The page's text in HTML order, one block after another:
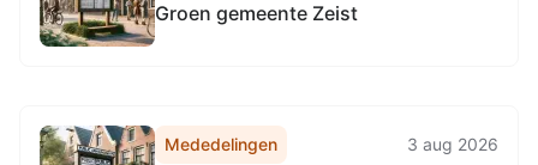
Groen gemeente Zeist
Mededelingen 3 aug 2026